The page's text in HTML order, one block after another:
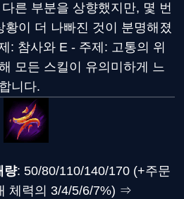
른 부분을 상향했지만, 몇 번
황이 더 나빠진 것이 분명해졌
: 참사와 E - 주제: 고통의 위
모든 스킬이 유의미하게 느
니다.
량: 50/80/110/140/170 (+주문
체력의 3/4/5/6/7%) ⇒